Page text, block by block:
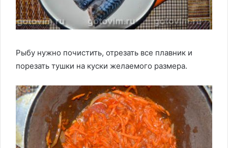
Рыбу нужно почистить, отрезать все плавник и
порезать тушки на куски желаемого размера.